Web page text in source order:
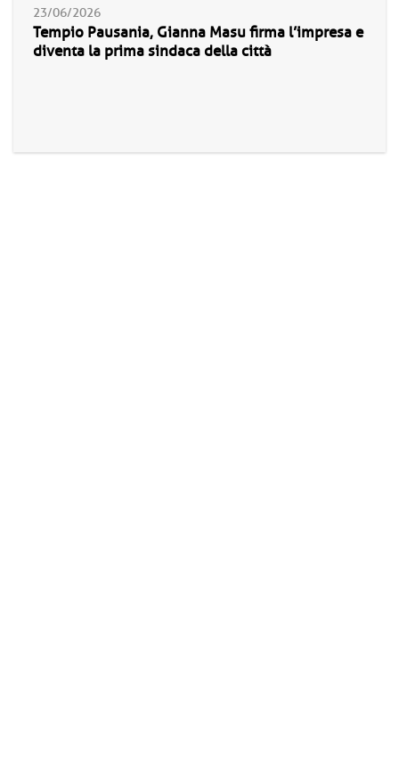
23/06/2026
Tempio Pausania, Gianna Masu firma l’impresa e
diventa la prima sindaca della città